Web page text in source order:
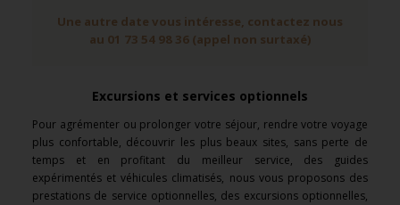
Une autre date vous intéresse, contactez nous
au 01 73 54 98 36 (appel non surtaxé)
Excursions et services optionnels
Pour agrémenter ou prolonger votre séjour, rendre votre voyage
plus confortable, découvrir les plus beaux sites, sans perte de
temps et en profitant du meilleur service, des guides
expérimentés et véhicules climatisés, nous vous proposons des
prestations de service optionnelles, des excursions optionnelles,